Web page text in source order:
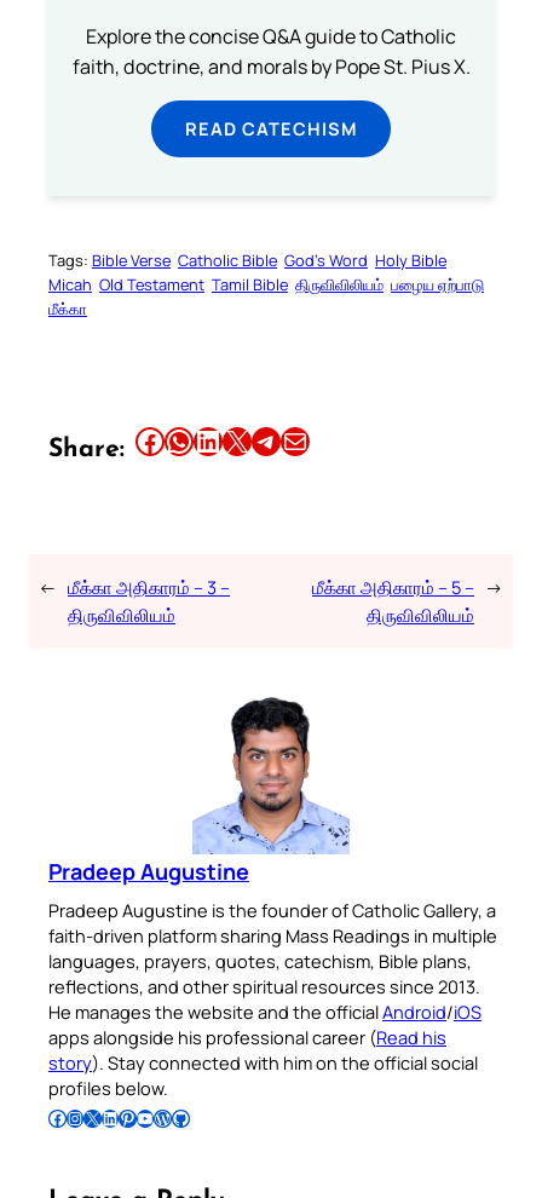
Explore the concise Q&A guide to Catholic
faith, doctrine, and morals by Pope St. Pius X.
READ CATECHISM
Tags: Bible Verse Catholic Bible God’s Word Holy Bible
Micah Old Testament Tamil Bible திருவிவிலியம் பழைய ஏற்பாடு
மீக்கா
Share: Share this article on Facebook Share this article on WhatsApp Share this article on LinkedIn Share this article on X Share this article on TelegramEmail this Article
← மீக்கா அதிகாரம் – 3 –
திருவிவிலியம்
மீக்கா அதிகாரம் – 5 –
திருவிவிலியம்
→
Pradeep Augustine
Pradeep Augustine is the founder of Catholic Gallery, a
faith-driven platform sharing Mass Readings in multiple
languages, prayers, quotes, catechism, Bible plans,
reflections, and other spiritual resources since 2013.
He manages the website and the officialAndroid/iOS
apps alongside his professional career (Read his
story). Stay connected with him on the official social
profiles below.
Follow Pradeep on Facebook Follow Pradeep on InstagramFollow Pradeep on X Follow Pradeep on LinkedIn Follow Pradeep on Pinterest Subscribe to Pradeep’s Youtube Channel Follow Pradeep on WordPress Follow Pradeep on GitHub